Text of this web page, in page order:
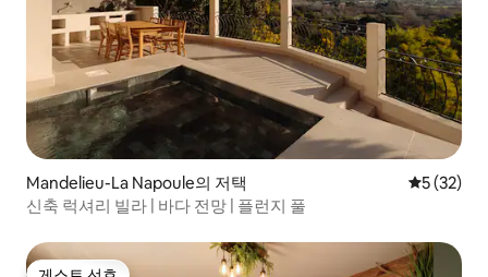
Mandelieu-La Napoule의 저택 평점 5점
5 (32)
신축 럭셔리 빌라 | 바다 전망 | 플런지 풀